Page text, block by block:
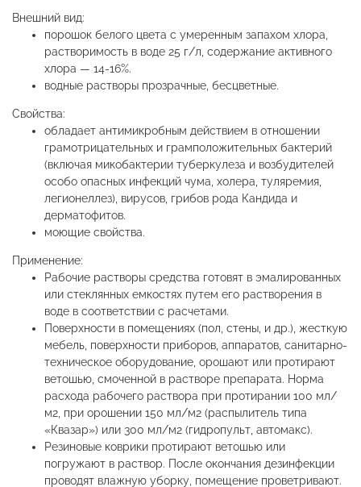
Внешний вид:
порошок белого цвета с умеренным запахом хлора,
растворимость в воде 25 г/л, содержание активного
хлора — 14-16%.
водные растворы прозрачные, бесцветные.
Свойства:
обладает антимикробным действием в отношении
грамотрицательных и грамположительных бактерий
(включая микобактерии туберкулеза и возбудителей
особо опасных инфекций чума, холера, туляремия,
легионеллез), вирусов, грибов рода Кандида и
дерматофитов.
моющие свойства.
Применение:
Рабочие растворы средства готовят в эмалированных
или стеклянных емкостях путем его растворения в
воде в соответствии с расчетами.
Поверхности в помещениях (пол, стены, и др.), жесткую
мебель, поверхности приборов, аппаратов, санитарно-
техническое оборудование, орошают или протирают
ветошью, смоченной в растворе препарата. Норма
расхода рабочего раствора при протирании 100 мл/
м2, при орошении 150 мл/м2 (распылитель типа
«Квазар») или 300 мл/м2 (гидропульт, автомакс).
Резиновые коврики протирают ветошью или
погружают в раствор. После окончания дезинфекции
проводят влажную уборку, помещение проветривают.